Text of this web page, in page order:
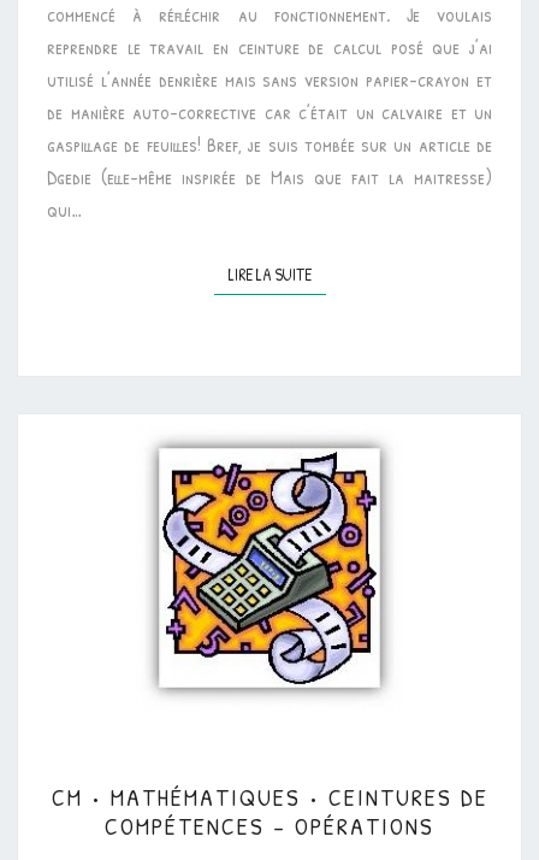
commencé à réfléchir au fonctionnement. Je voulais
reprendre le travail en ceinture de calcul posé que j’ai
utilisé l’année denrière mais sans version papier-crayon et
de manière auto-corrective car c’était un calvaire et un
gaspillage de feuilles! Bref, je suis tombée sur un article de
Dgedie (elle-même inspirée de Mais que fait la maitresse)
qui…
LIRE LA SUITELIRE LA SUITE
•
MATHÉMATIQUES
CM • MATHÉMATIQUES • CEINTURES DE
COMPÉTENCES – OPÉRATIONS